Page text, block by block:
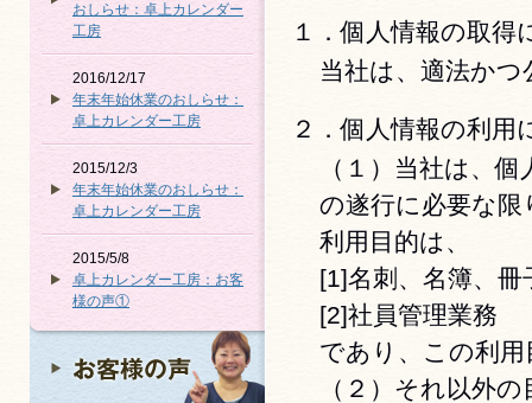
おしらせ：卓上カレンダー
工房
2016/12/17
年末年始休業のおしらせ：
卓上カレンダー工房
2015/12/3
年末年始休業のおしらせ：
卓上カレンダー工房
2015/5/8
卓上カレンダー工房：お客
様の声①
１．個人情報の取得
当社は、適法か
２．個人情報の利用
（１）当社は、
の遂行に必要な
利用目的は、
[1]名刺、名簿、冊
[2]社員管理業務
であり、この利
（２）それ以外